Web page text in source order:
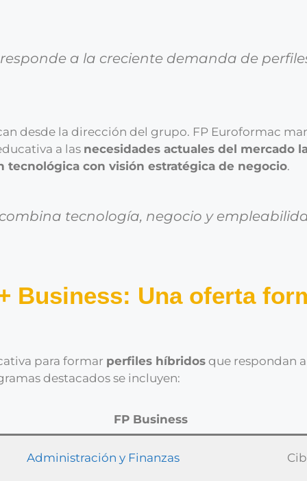
a la creciente demanda de
desde la dirección del grupo. FP Euroformac
a las necesidades actuales del mercado
tecnológica con visión estratégica de negocio.
tecnología, negocio y
Business: Una oferta
para formar perfiles híbridos que respondan
destacados se incluyen:
FP Business
Administración y Finanzas